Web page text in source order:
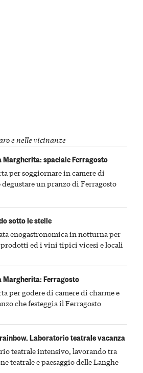
e nelle vicinanze
Margherita: spaciale Ferragosto
per soggiornare in camere di
degustare un pranzo di Ferragosto
sotto le stelle
enogastronomica in notturna per
ed i vini tipici vicesi e locali
Margherita: Ferragosto
per godere di camere di charme e
che festeggia il Ferragosto
Laboratorio teatrale vacanza
teatrale intensivo, lavorando tra
teatrale e paesaggio delle Langhe